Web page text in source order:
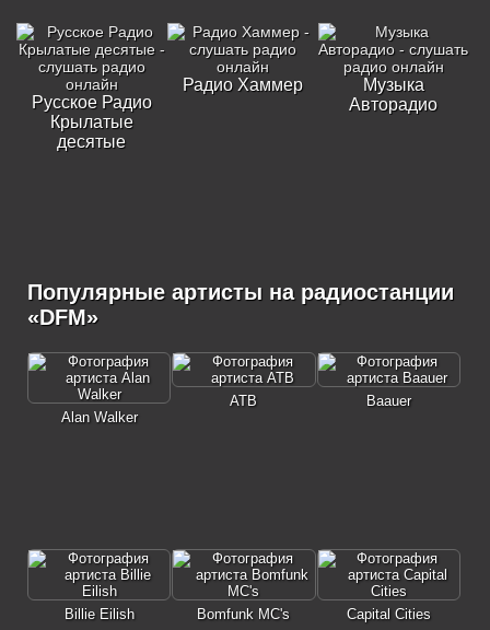
Русское Радио
Крылатые
десятые
Радио Хаммер
Музыка
Авторадио
Популярные артисты на радиостанции
«DFM»
Alan Walker
ATB Baauer
Billie Eilish Bomfunk MC's Capital Cities